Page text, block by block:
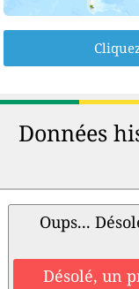
Données
Oups...
Désolé, un